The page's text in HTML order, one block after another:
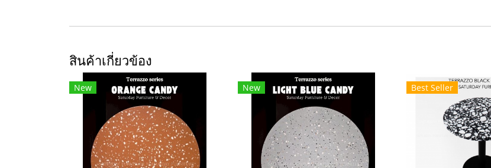
สินค้าเกี่ยวข้อง
New New Best Seller